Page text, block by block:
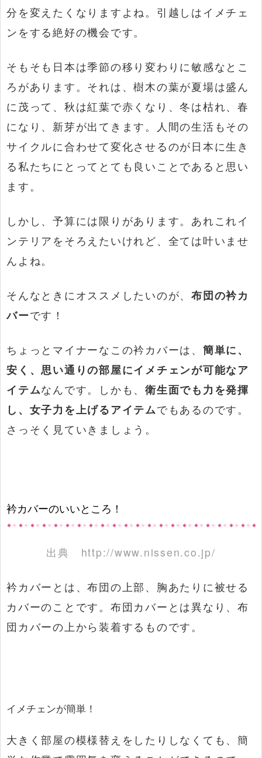
分を変えたくなりますよね。引越しはイメチェ
ンをする絶好の機会です。
そもそも日本は季節の移り変わりに敏感なとこ
ろがあります。それは、樹木の葉が夏場は盛ん
に茂って、秋は紅葉で赤くなり、冬は枯れ、春
になり、新芽が出てきます。人間の生活もその
サイクルに合わせて変化させるのが日本に生き
る私たちにとってとても良いことであると思い
ます。
しかし、予算には限りがあります。あれこれイ
ンテリアをそろえたいけれど、全ては叶いませ
んよね。
そんなときにオススメしたいのが、布団の衿カ
バーです！
ちょっとマイナーなこの衿カバーは、 簡単に、
安く、思い通りの部屋にイメチェンが可能なア
イテムなんです。しかも、衛生面でも力を発揮
し、女子力を上げるアイテムでもあるのです。
さっそく見ていきましょう。
衿カバーのいいところ！
出典 http://www.nissen.co.jp/
衿カバーとは、布団の上部、胸あたりに被せる
カバーのことです。布団カバーとは異なり、布
団カバーの上から装着するものです。
イメチェンが簡単！
大きく部屋の模様替えをしたりしなくても、簡